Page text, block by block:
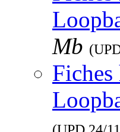
Mb